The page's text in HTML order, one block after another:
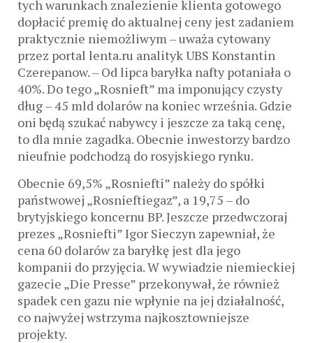
tych warunkach znalezienie klienta gotowego
dopłacić premię do aktualnej ceny jest zadaniem
praktycznie niemożliwym – uważa cytowany
przez portal lenta.ru analityk UBS Konstantin
Czerepanow. – Od lipca baryłka nafty potaniała o
40%. Do tego „Rosnieft” ma imponujący czysty
dług – 45 mld dolarów na koniec września. Gdzie
oni będą szukać nabywcy i jeszcze za taką cenę,
to dla mnie zagadka. Obecnie inwestorzy bardzo
nieufnie podchodzą do rosyjskiego rynku.
Obecnie 69,5% „Rosniefti” należy do spółki
państwowej „Rosnieftiegaz”, a 19,75 – do
brytyjskiego koncernu BP. Jeszcze przedwczoraj
prezes „Rosniefti” Igor Sieczyn zapewniał, że
cena 60 dolarów za baryłkę jest dla jego
kompanii do przyjęcia. W wywiadzie niemieckiej
gazecie „Die Presse” przekonywał, że również
spadek cen gazu nie wpłynie na jej działalność,
co najwyżej wstrzyma najkosztowniejsze
projekty.